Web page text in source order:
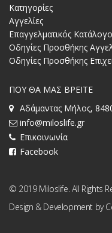
Κατηγορίες
Αγγελίες
Επαγγελματικός
Οδηγίες Προσθήκης
Οδηγίες Προσθήκης
ΠΟΥ ΘΑ ΜΑΣ ΒΡΕΙΤΕ
Αδάμαντας Μήλος,
info@miloslife.gr
Επικοινωνία
Facebook
© 2019 Miloslife. All Rights
Design & Development by